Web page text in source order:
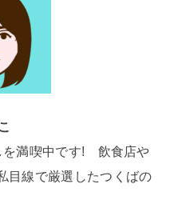
を満喫中です! 飲食店や
目線で厳選したつくばの